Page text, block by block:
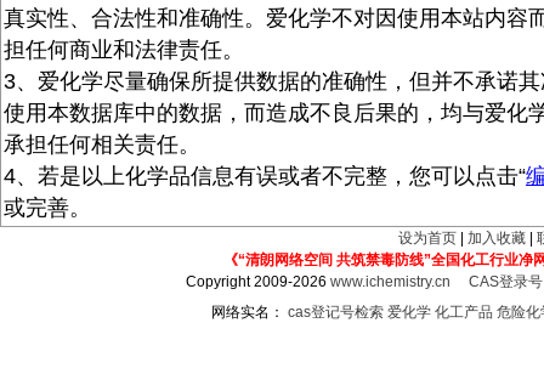
真实性、合法性和准确性。爱化学不对因使用本站内容
担任何商业和法律责任。
3、爱化学尽量确保所提供数据的准确性，但并不承诺
使用本数据库中的数据，而造成不良后果的，均与爱化
承担任何相关责任。
4、若是以上化学品信息有误或者不完整，您可以点击“
或完善。
设为首页 加入收藏
《“清朗网络空间 共筑禁毒防线”全国化工行业净
Copyright 2009-2026www.ichemistry.cn
CAS登录
网络实名： cas登记号检索 爱化学 化工产品 危险化